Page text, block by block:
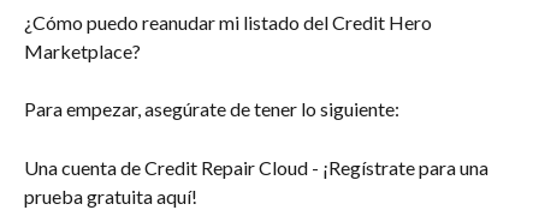
¿Cómo puedo reanudar mi listado del Credit Hero
Marketplace?
Para empezar, asegúrate de tener lo siguiente:
Una cuenta de Credit Repair Cloud - ¡Regístrate para una
prueba gratuita aquí!